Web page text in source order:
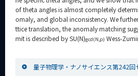
of theta angles is almost completely
omaly, and global inconsistency. We
ttice translation, the anomaly matching
mit is described by SU(N)gcd(N,p) Wess-
量子物理学・ナノサイエンス第242回